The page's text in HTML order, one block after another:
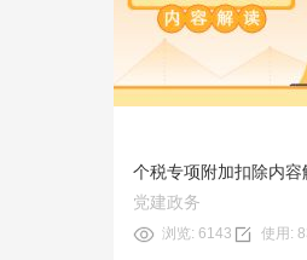
预览
个税专项附加扣除内容
党建政务
浏览: 6143 使用: